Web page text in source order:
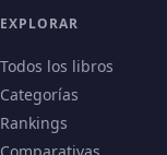
EXPLORAR
Todos los libros
Categorías
Rankings